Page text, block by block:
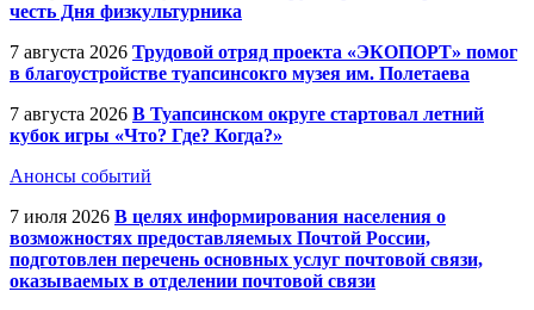
честь Дня физкультурника
7 августа 2026 Трудовой отряд проекта «ЭКОПОРТ» помог
в благоустройстве туапсинсокго музея им. Полетаева
7 августа 2026 В Туапсинском округе стартовал летний
кубок игры «Что? Где? Когда?»
Анонсы событий
7 июля 2026 В целях информирования населения о
возможностях предоставляемых Почтой России,
подготовлен перечень основных услуг почтовой связи,
оказываемых в отделении почтовой связи